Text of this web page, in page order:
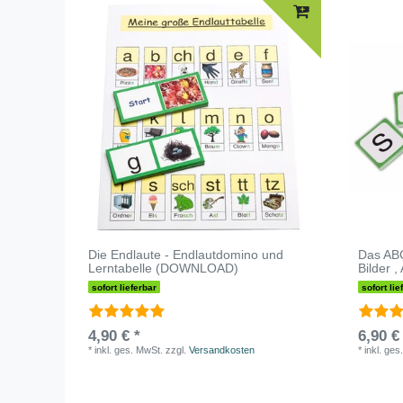
Die Endlaute - Endlautdomino und
Lerntabelle (DOWNLOAD)
sofort lieferbar
4,90 € *
*inkl. ges. MwSt. zzgl.Versandkosten
Das
Bilder ,
sofort
6,90
*inkl.